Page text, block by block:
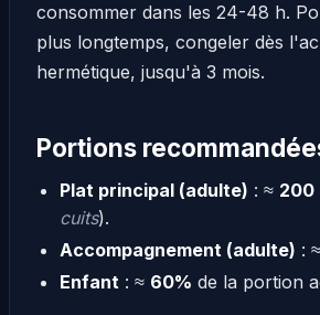
consommer dans les 24-48 h.
plus longtemps, congeler dès
hermétique, jusqu'à 3 mois.
Portions
Plat principal (adulte) : ≈ 200
cuits).
Accompagnement (adulte) : ≈
Enfant: ≈ 60% de la portion